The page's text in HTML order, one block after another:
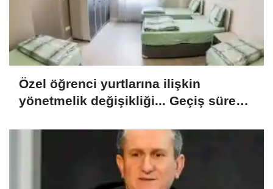
Özel öğrenci yurtlarına ilişkin
yönetmelik değişikliği... Geçiş süresi